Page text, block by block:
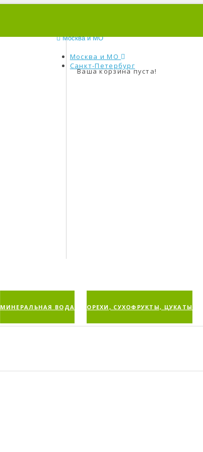
Ваша корзина пуста!
Москва и МО
Москва и МО
Санкт-Петербург
МИНЕРАЛЬНАЯ ВОДА ОРЕХИ, СУХОФРУКТЫ, ЦУКАТЫ